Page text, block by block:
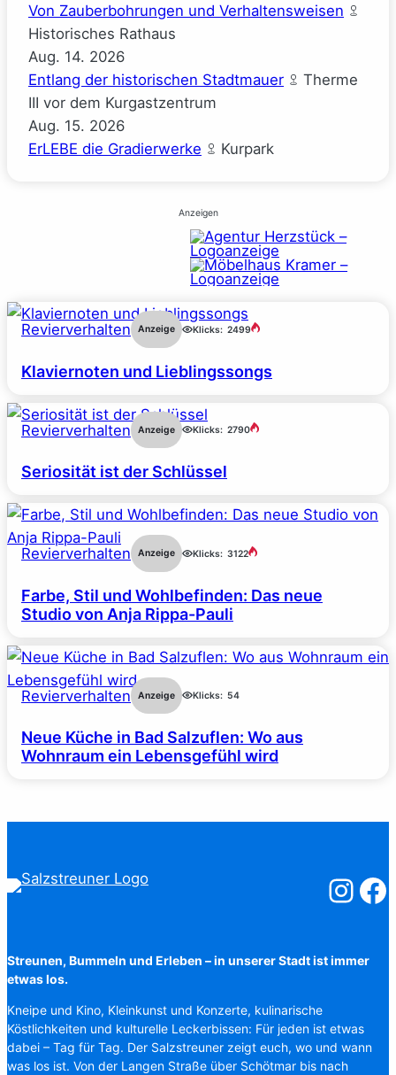
Von Zauberbohrungen und Verhaltensweisen
Historisches Rathaus
Aug. 14. 2026
Entlang der historischen Stadtmauer
Therme
III vor dem Kurgastzentrum
Aug. 15. 2026
ErLEBE die Gradierwerke
Kurpark
Anzeigen
Revierverhalten Anzeige Klicks: 2499
Klaviernoten und Lieblingssongs
Revierverhalten Anzeige Klicks: 2790
Seriosität ist der Schlüssel
Revierverhalten Anzeige Klicks: 3122
Farbe, Stil und Wohlbefinden: Das neue
Studio von Anja Rippa-Pauli
Revierverhalten Anzeige Klicks: 54
Neue Küche in Bad Salzuflen: Wo aus
Wohnraum ein Lebensgefühl wird
Streunen, Bummeln und Erleben – in unserer Stadt ist immer
etwas los.
Kneipe und Kino, Kleinkunst und Konzerte, kulinarische
Köstlichkeiten und kulturelle Leckerbissen: Für jeden ist etwas
dabei – Tag für Tag. Der Salzstreuner zeigt euch, wo und wann
was los ist. Von der Langen Straße über Schötmar bis nach